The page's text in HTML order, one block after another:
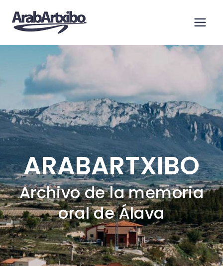
contenido
ARABARTXIBO
Archivo de la memoria
oral de Álava